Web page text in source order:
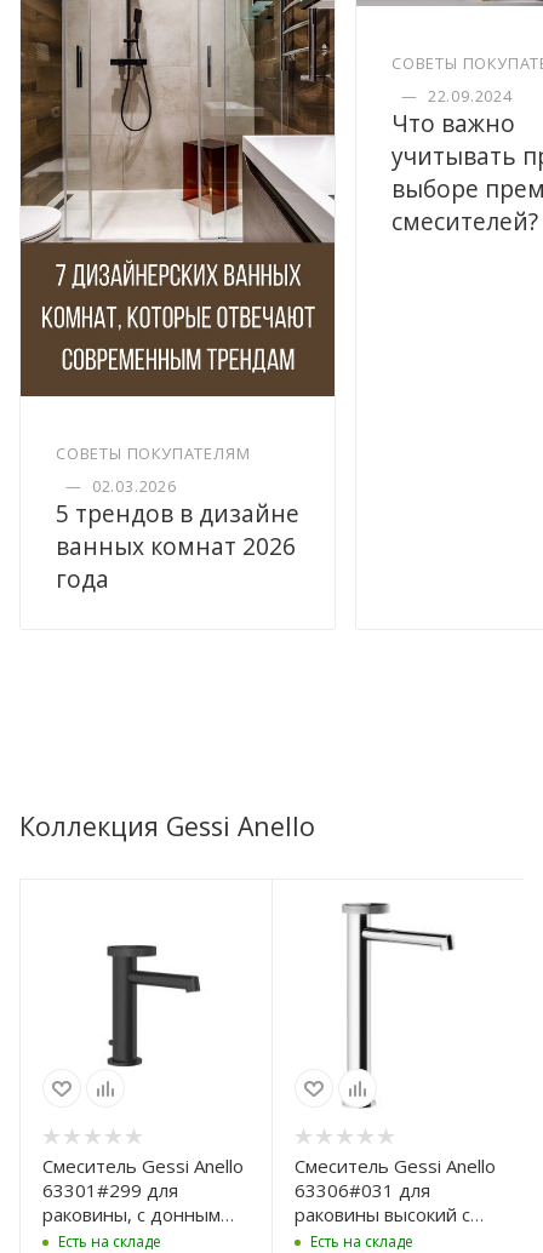
СОВЕТЫ ПОКУПАТЕЛЯМ
— 02.03.2026
5 трендов в дизайне
ванных комнат 2026
года
СОВЕТЫ
— 22.09.2024
Что важно
учитывать
выборе
смесителей?
Коллекция Gessi Anello
Смеситель Gessi Anello
63301#299 для
раковины, с донным
клапаном, Black XL
Есть на складе
Смеситель Gessi Anello
63306#031 для
раковины высокий с
длинным изливом, без
Есть на складе